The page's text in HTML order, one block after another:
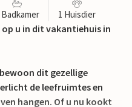
Badkamer 1 Huisdier
u in dit vakantiehuis in
dit gezellige
de leefruimtes en
hangen. Of u nu kookt